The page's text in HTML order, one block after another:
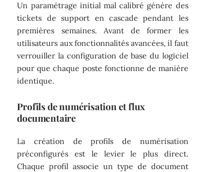
Un paramétrage initial mal calibré génère des
tickets de support en cascade pendant les
premières semaines. Avant de former les
utilisateurs aux fonctionnalités avancées, il faut
verrouiller la configuration de base du logiciel
pour que chaque poste fonctionne de manière
identique.
Profils de numérisation et flux
documentaire
La création de profils de numérisation
préconfigurés est le levier le plus direct.
Chaque profil associe un type de document